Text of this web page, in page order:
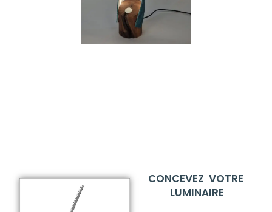
CONCEVEZ VOTRE
LUMINAIRE